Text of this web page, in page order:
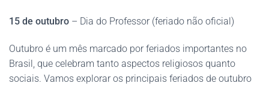
15 de outubro – Dia do Professor (feriado não oficial)
Outubro é um mês marcado por feriados importantes no
Brasil, que celebram tanto aspectos religiosos quanto
sociais. Vamos explorar os principais feriados de outubro